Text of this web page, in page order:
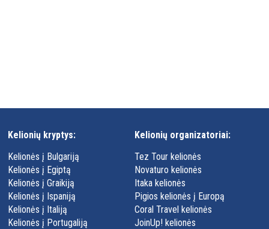
Kelionių kryptys:
Kelionės į Bulgariją
Kelionės į Egiptą
Kelionės į Graikiją
Kelionės į Ispaniją
Kelionės į Italiją
Kelionės į Portugaliją
Kelionių organizatoriai:
Tez Tour kelionės
Novaturo kelionės
Itaka kelionės
Pigios kelionės į Europą
Coral Travel kelionės
JoinUp! kelionės